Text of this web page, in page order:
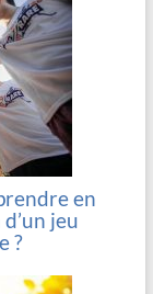
en
jeu
?